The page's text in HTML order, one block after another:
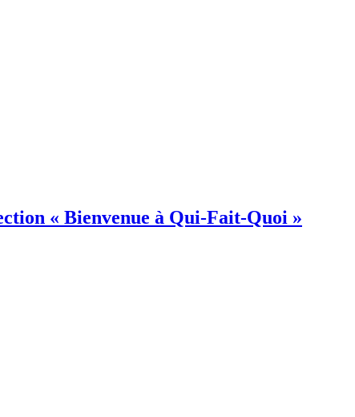
« Bienvenue à Qui-Fait-Quoi »